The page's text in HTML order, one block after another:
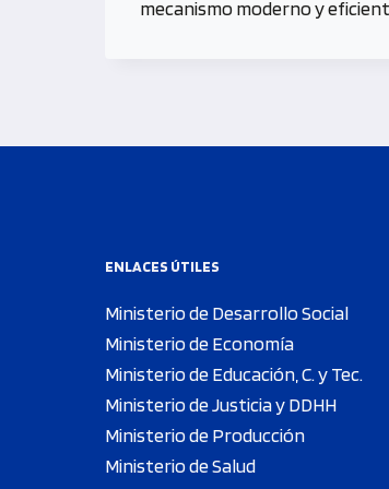
mecanismo moderno y
ENLACES ÚTILES
Ministerio de Desarrollo Social
Ministerio de Economía
Ministerio de Educación, C. y Tec.
Ministerio de Justicia y DDHH
Ministerio de Producción
Ministerio de Salud